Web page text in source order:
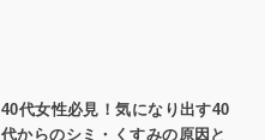
40代女性必見！気になり出す40
代からのシミ・くすみの原因と